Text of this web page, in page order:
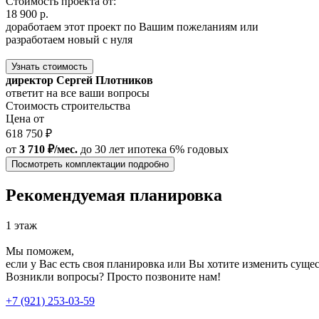
18 900 р.
доработаем этот проект по Вашим пожеланиям или
разработаем новый с нуля
Узнать стоимость
директор Сергей Плотников
ответит на все ваши вопросы
Стоимость строительства
Цена от
618 750 ₽
от 3 710 ₽/мес. до 30 лет ипотека 6% годовых
Посмотреть комплектации подробно
Рекомендуемая планировка
1 этаж
Мы поможем,
если у Вас есть своя планировка или Вы хотите изменить
Возникли вопросы? Просто позвоните нам!
+7 (921) 253-03-59